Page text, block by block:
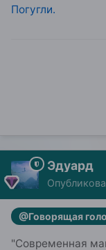
Погугли.
Эдуард
@Говорящая
"Современная